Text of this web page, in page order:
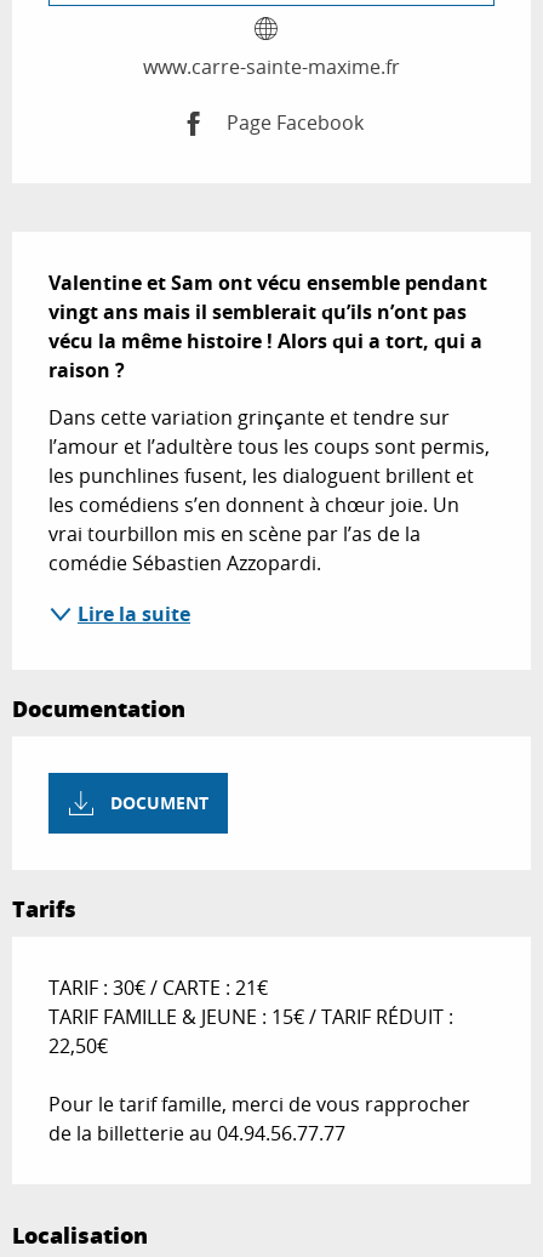
www.carre-sainte-maxime.fr
Page Facebook
Valentine et Sam ont vécu ensemble pendant
vingt ans mais il semblerait qu’ils n’ont pas
vécu la même histoire ! Alors qui a tort, qui a
raison ?
Dans cette variation grinçante et tendre sur
l’amour et l’adultère tous les coups sont permis,
les punchlines fusent, les dialoguent brillent et
les comédiens s’en donnent à chœur joie. Un
vrai tourbillon mis en scène par l’as de la
comédie Sébastien Azzopardi.
Lire la suite
Documentation
DOCUMENT
Tarifs
TARIF : 30€ / CARTE : 21€
TARIF FAMILLE & JEUNE : 15€ / TARIF RÉDUIT :
22,50€
Pour le tarif famille, merci de vous rapprocher
de la billetterie au 04.94.56.77.77
Localisation